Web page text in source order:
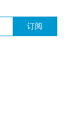
订阅